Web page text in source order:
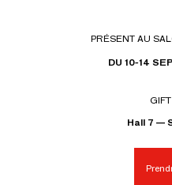
PRÉSENT AU
DU 10-14
Hall 7 —